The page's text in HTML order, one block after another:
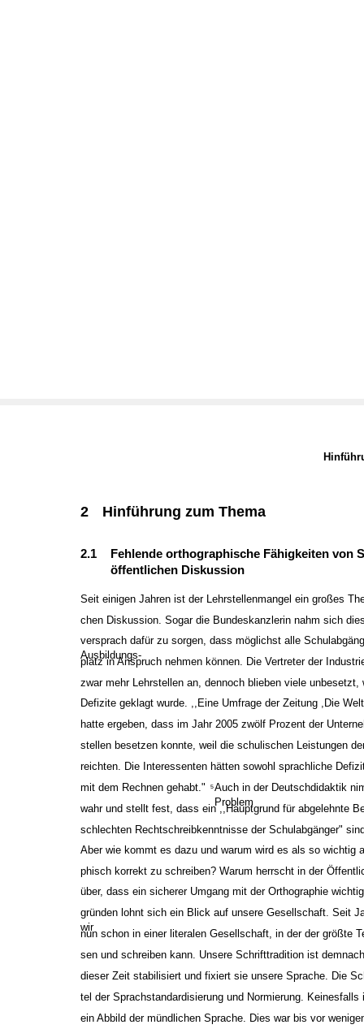
2 Hinführung zum Thema
2.1
Fehlende orthographische Fähigkeiten von
öffentlichen Diskussion
Seit einigen Jahren ist der Lehrstellenmangel ein großes
chen Diskussion. Sogar die Bundeskanzlerin nahm sich
versprach dafür zu sorgen, dass möglichst alle
Ausbildungs-
platz in Anspruch nehmen können. Die Vertreter der
zwar mehr Lehrstellen an, dennoch blieben viele
Defizite geklagt wurde. ,,Eine Umfrage der Zeitung ,Die
hatte ergeben, dass im Jahr 2005 zwölf Prozent der
stellen besetzen konnte, weil die schulischen Leistungen
reichten. Die Interessenten hätten sowohl sprachliche
mit dem Rechnen gehabt."
5Auch in der Deutschdidaktik
Problem
wahr und stellt fest, dass ein ,,Hauptgrund für abgelehnte
schlechten Rechtschreibkenntnisse der Schulabgänger"
Aber wie kommt es dazu und warum wird es als so wichtig
phisch korrekt zu schreiben? Warum herrscht in der
über, dass ein sicherer Umgang mit der Orthographie
gründen lohnt sich ein Blick auf unsere Gesellschaft. Seit
wir
nun schon in einer literalen Gesellschaft, in der der größte
sen und schreiben kann. Unsere Schrifttradition ist
dieser Zeit stabilisiert und fixiert sie unsere Sprache. Die
tel der Sprachstandardisierung und Normierung.
ein Abbild der mündlichen Sprache. Dies war bis vor